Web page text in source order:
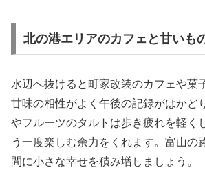
北の港エリアのカフェと甘いも
水辺へ抜けると町家改装のカフェや菓
甘味の相性がよく午後の記録がはかど
やフルーツのタルトは歩き疲れを軽く
う一度楽しむ余力をくれます。富山の
間に小さな幸せを積み増しましょう。